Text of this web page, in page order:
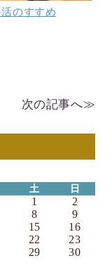
のすすめ
次の記事へ≫
土 日
1
2
8
9
15
16
22
23
29
30